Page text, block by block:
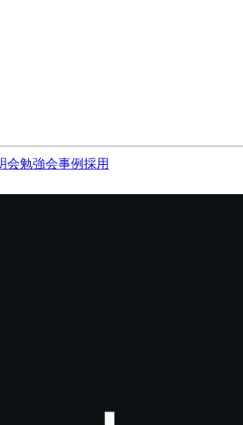
会勉強会事例採用